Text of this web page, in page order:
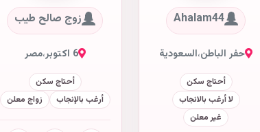
Ahalam44
حفر الباطن،السعودية
أحتاج سكن
لا أرغب بالانجاب
غير معلن
زوج صالح طيب
6 اكتوبر ،مصر
أحتاج سكن
أرغب بالإنجاب
زواج معلن